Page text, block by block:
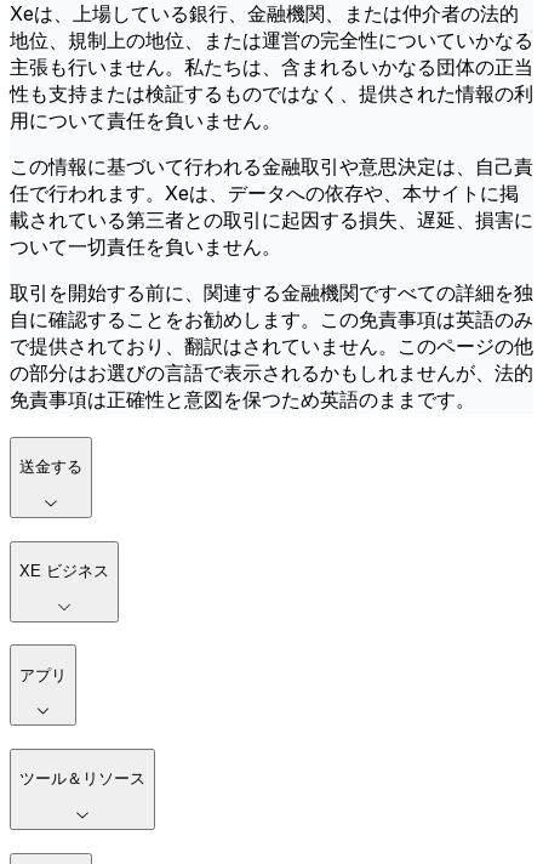
Xeは、上場している銀行、金融機関、または仲介者の法的
地位、規制上の地位、または運営の完全性についていかなる
主張も行いません。私たちは、含まれるいかなる団体の正当
性も支持または検証するものではなく、提供された情報の利
用について責任を負いません。
この情報に基づいて行われる金融取引や意思決定は、自己責
任で行われます。Xeは、データへの依存や、本サイトに掲
載されている第三者との取引に起因する損失、遅延、損害に
ついて一切責任を負いません。
取引を開始する前に、関連する金融機関ですべての詳細を独
自に確認することをお勧めします。この免責事項は英語のみ
で提供されており、翻訳はされていません。このページの他
の部分はお選びの言語で表示されるかもしれませんが、法的
免責事項は正確性と意図を保つため英語のままです。
送金する
XE ビジネス
アプリ
ツール＆リソース